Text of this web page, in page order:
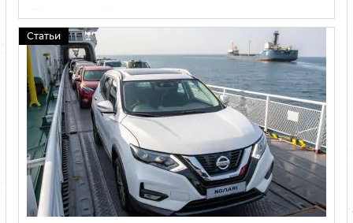
Статьи